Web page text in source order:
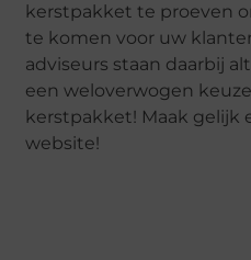
kerstpakket te proeven
te komen voor uw
adviseurs staan daarbij
een weloverwogen
kerstpakket! Maak gelijk
website!